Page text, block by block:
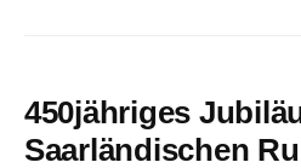
450jähriges
Saarländischen